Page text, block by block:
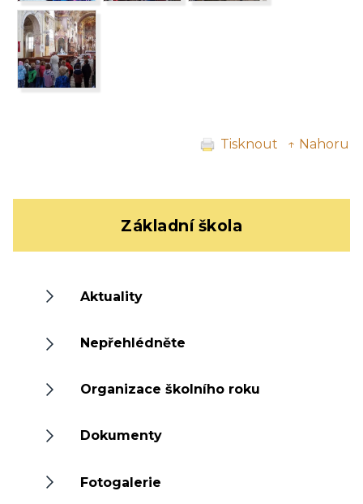
Tisknout ↑ Nahoru
Základní škola
Aktuality
Nepřehlédněte
Organizace školního roku
Dokumenty
Fotogalerie